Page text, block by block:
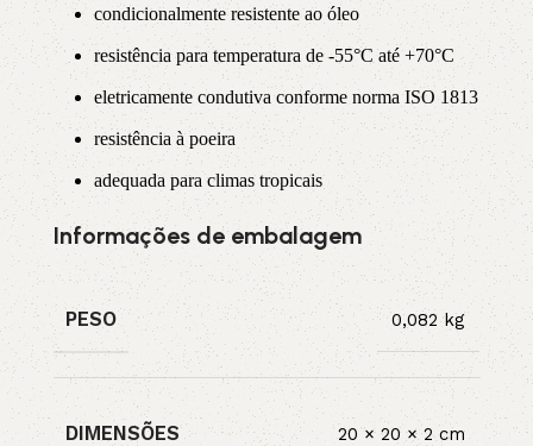
condicionalmente resistente ao óleo
resistência para temperatura de -55°C até +70°C
eletricamente condutiva conforme norma ISO 1813
resistência à poeira
adequada para climas tropicais
Informações de embalagem
PESO 0,082 kg
DIMENSÕES 20 × 20 × 2 cm